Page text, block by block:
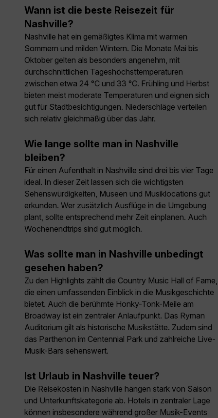
Wann ist die beste Reisezeit für
Nashville?
Nashville hat ein gemäßigtes Klima mit warmen
Sommern und milden Wintern. Die Monate Mai bis
Oktober gelten als besonders angenehm, mit
durchschnittlichen Tageshöchsttemperaturen
zwischen etwa 24 °C und 33 °C. Frühling und Herbst
bieten meist moderate Temperaturen und eignen sich
gut für Stadtbesichtigungen. Niederschläge verteilen
sich relativ gleichmäßig über das Jahr.
Wie lange sollte man in Nashville
bleiben?
Für einen Aufenthalt in Nashville sind drei bis vier Tage
ideal. In dieser Zeit lassen sich die wichtigsten
Sehenswürdigkeiten, Museen und Musiklocations gut
erkunden. Wer zusätzlich Ausflüge in die Umgebung
plant, sollte entsprechend mehr Zeit einplanen. Auch
Wochenendtrips sind gut möglich.
Was sollte man in Nashville unbedingt
gesehen haben?
Zu den Highlights zählt die Country Music Hall of Fame,
die einen umfassenden Einblick in die Musikgeschichte
bietet. Auch die berühmte Honky-Tonk-Meile am
Broadway ist ein zentraler Anlaufpunkt. Das Ryman
Auditorium gilt als historische Musikstätte. Zudem sind
das Parthenon im Centennial Park und zahlreiche Live-
Musik-Bars sehenswert.
Ist Urlaub in Nashville teuer?
Die Reisekosten in Nashville hängen stark von Saison
und Unterkunftskategorie ab. Hotels in zentraler Lage
können insbesondere während großer Musik-Events